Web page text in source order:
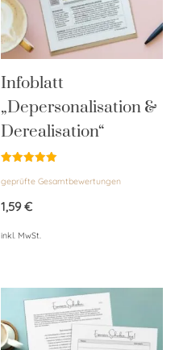
Infoblatt
„Depersonalisation &
Derealisation“
mit
von 5
geprüfte Gesamtbewertungen
1,59€
inkl. MwSt.